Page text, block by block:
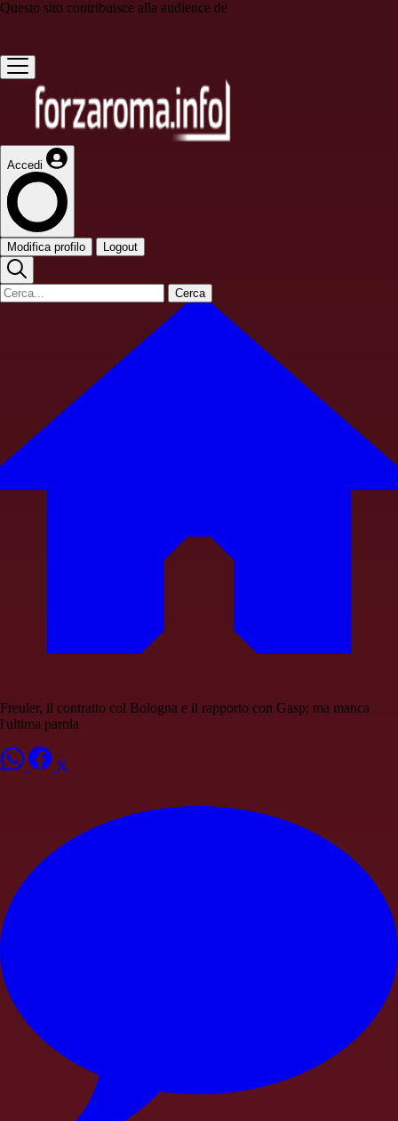
Questo sito contribuisce alla audience de
Accedi
Modifica profilo Logout
Cerca
Freuler, il contratto col Bologna e il rapporto con Gasp: ma manca
l'ultima parola